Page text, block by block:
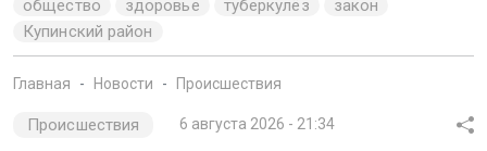
общество здоровье туберкулёз
закон
Купинский район
Главная Новости Происшествия
Происшествия 6 августа 2026 - 21:34